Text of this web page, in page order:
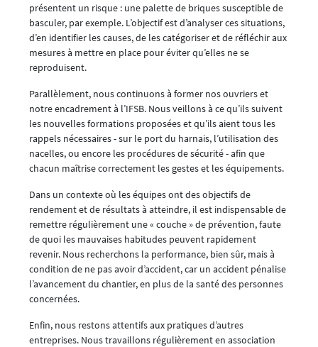
présentent un risque : une palette de briques susceptible de
basculer, par exemple. L’objectif est d’analyser ces situations,
d’en identifier les causes, de les catégoriser et de réfléchir aux
mesures à mettre en place pour éviter qu’elles ne se
reproduisent.
Parallèlement, nous continuons à former nos ouvriers et
notre encadrement à l’IFSB. Nous veillons à ce qu’ils suivent
les nouvelles formations proposées et qu’ils aient tous les
rappels nécessaires - sur le port du harnais, l’utilisation des
nacelles, ou encore les procédures de sécurité - afin que
chacun maîtrise correctement les gestes et les équipements.
Dans un contexte où les équipes ont des objectifs de
rendement et de résultats à atteindre, il est indispensable de
remettre régulièrement une « couche » de prévention, faute
de quoi les mauvaises habitudes peuvent rapidement
revenir. Nous recherchons la performance, bien sûr, mais à
condition de ne pas avoir d’accident, car un accident pénalise
l’avancement du chantier, en plus de la santé des personnes
concernées.
Enfin, nous restons attentifs aux pratiques d’autres
entreprises. Nous travaillons régulièrement en association